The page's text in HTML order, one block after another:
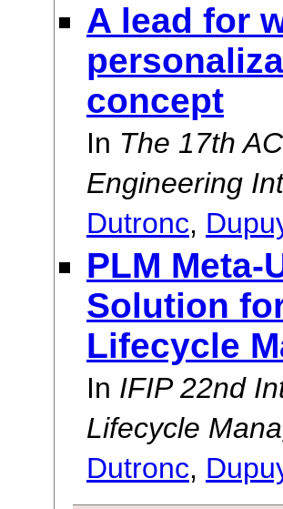
A lead for
concept
In The 17th
Engineering
Dutronc,
PLM Meta-
Solution
Lifecycle
In IFIP 22nd
Lifecycle
Dutronc,